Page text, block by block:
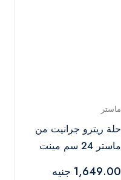
ماستر
حلة ريترو جرانيت من
ماستر 24 سم مينت
1,649.00 جنيه